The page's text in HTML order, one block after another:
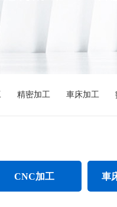
精密加工 車床加工
CNC加工 車